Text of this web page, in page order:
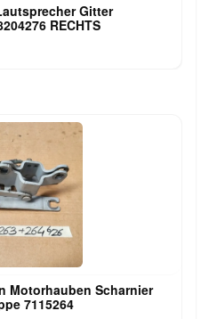
Gitter
RECHTS
Motorhauben Scharnier
7115264